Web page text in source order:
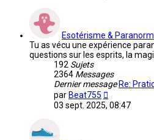
Esotérisme &
Tu as vécu une expérience
questions sur les esprits, la
192 Sujets
2364 Messages
Dernier message Re:
par Beat755
le
03 sept. 2025, 08:47